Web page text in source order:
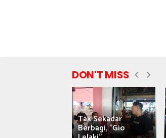
DON'T MISS
Tak Sekadar
Berbagi, "Gio